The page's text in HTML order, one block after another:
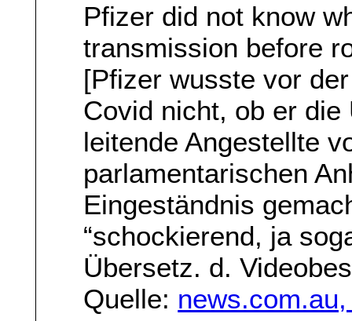
Pfizer did not know
transmission before
[Pfizer wusste vor
Covid nicht, ob er
leitende Angestellte
parlamentarischen
Eingeständnis
“schockierend, ja
Übersetz. d.
Quelle: